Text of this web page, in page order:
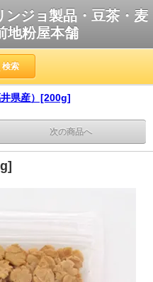
ンジョ製品・豆茶・麦
地粉屋本舗
検索
県産）[200g]
次の商品へ